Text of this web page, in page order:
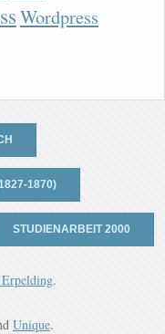
Wordpress
1870)
STUDIENARBEIT 2000
.
Unique.